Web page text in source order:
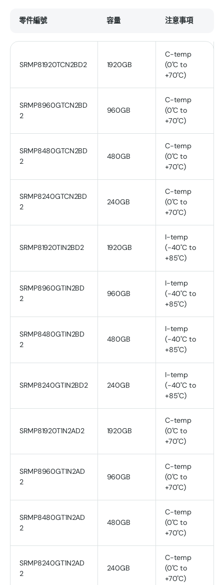
零件編號 容量 注意事項
SRMP81920TCN2BD2 1920GB
C-temp
(0˚C to
+70˚C)
SRMP8960GTCN2BD
2
960GB
C-temp
(0˚C to
+70˚C)
SRMP8480GTCN2BD
2
480GB
C-temp
(0˚C to
+70˚C)
SRMP8240GTCN2BD
2
240GB
C-temp
(0˚C to
+70˚C)
SRMP81920TIN2BD2 1920GB
I-temp
(-40˚C to
+85˚C)
SRMP8960GTIN2BD
2
960GB
I-temp
(-40˚C to
+85˚C)
SRMP8480GTIN2BD
2
480GB
I-temp
(-40˚C to
+85˚C)
SRMP8240GTIN2BD2 240GB
I-temp
(-40˚C to
+85˚C)
SRMP81920T1N2AD2 1920GB
C-temp
(0˚C to
+70˚C)
SRMP8960GT1N2AD
2
960GB
C-temp
(0˚C to
+70˚C)
SRMP8480GT1N2AD
2
480GB
C-temp
(0˚C to
+70˚C)
SRMP8240GT1N2AD
2
240GB
C-temp
(0˚C to
+70˚C)